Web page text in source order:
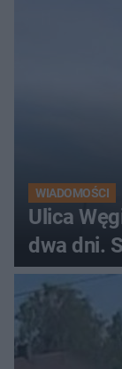
WIADOMOŚCI
Ulica
dwa dni.